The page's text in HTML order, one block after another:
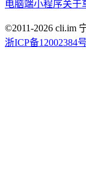
电脑端小程序关于
©2011-2026 cli.im
浙ICP备12002384号